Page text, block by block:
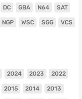
DC GBA N64 SAT
NGP WSC SGG VCS
2024 2023 2022
2015 2014 2013